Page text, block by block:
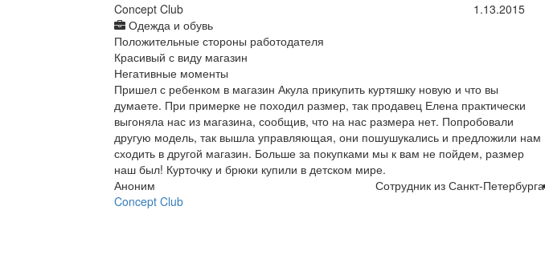
Concept Club
Одежда и обувь
1.13.2015
Положительные стороны работодателя
Красивый с виду магазин
Негативные моменты
Пришел с ребенком в магазин Акула прикупить куртяшку новую и что вы
думаете. При примерке не походил размер, так продавец Елена практически
выгоняла нас из магазина, сообщив, что на нас размера нет. Попробовали
другую модель, так вышла управляющая, они пошушукались и предложили нам
сходить в другой магазин. Больше за покупками мы к вам не пойдем, размер
наш был! Курточку и брюки купили в детском мире.
Аноним
Сотрудник из Санкт-Петербурга
Concept Club